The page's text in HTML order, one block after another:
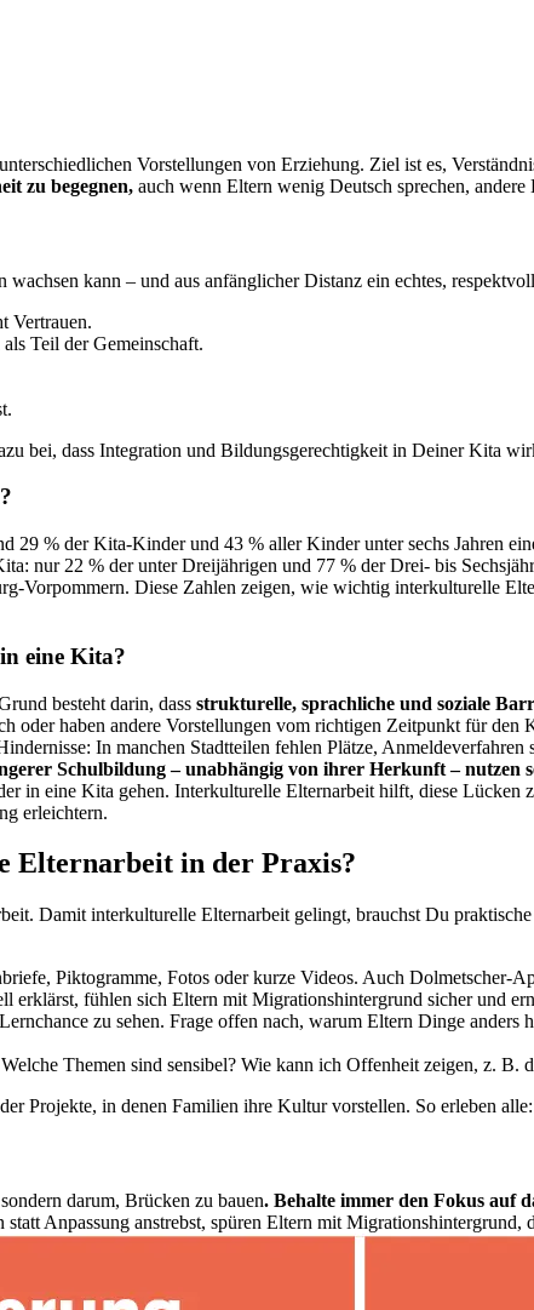
Vorstellungen von Erziehung. Ziel ist es,
zu begegnen, auch wenn Eltern wenig Deutsch sprechen,
kann – und aus anfänglicher Distanz ein echtes,
Vertrauen.
Teil der Gemeinschaft.
bei, dass Integration und Bildungsgerechtigkeit in Deiner Kita
29 % der Kita-Kinder und 43 % aller Kinder unter sechs Jahren
nur 22 % der unter Dreijährigen und 77 % der Drei- bis
Vorpommern. Diese Zahlen zeigen, wie wichtig interkulturelle
eine Kita?
besteht darin, dass strukturelle, sprachliche und soziale
oder haben andere Vorstellungen vom richtigen Zeitpunkt für den
In manchen Stadtteilen fehlen Plätze,
Schulbildung – unabhängig von ihrer Herkunft – nutzen
in eine Kita gehen. Interkulturelle Elternarbeit hilft, diese Lücken
erleichtern.
Elternarbeit in der Praxis?
Damit interkulturelle Elternarbeit gelingt, brauchst Du
Piktogramme, Fotos oder kurze Videos. Auch Dolmetscher-
fühlen sich Eltern mit Migrationshintergrund sicher und
zu sehen. Frage offen nach, warum Eltern Dinge anders
Themen sind sensibel? Wie kann ich Offenheit zeigen, z.
Projekte, in denen Familien ihre Kultur vorstellen. So erleben
darum, Brücken zu bauen. Behalte immer den Fokus auf
Anpassung anstrebst, spüren Eltern mit